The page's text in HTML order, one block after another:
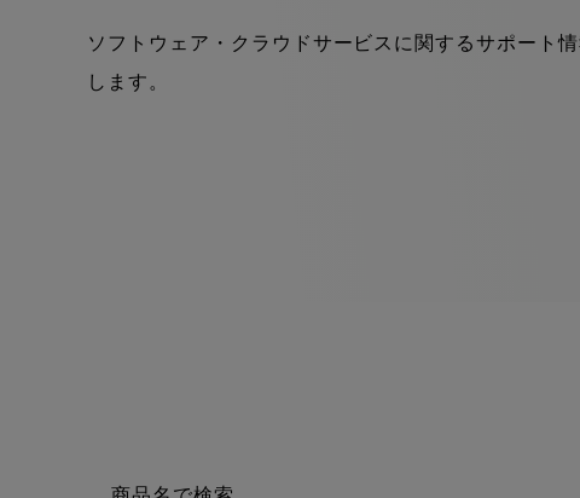
ソフトウェア・クラウドサービスに関するサポート
します。